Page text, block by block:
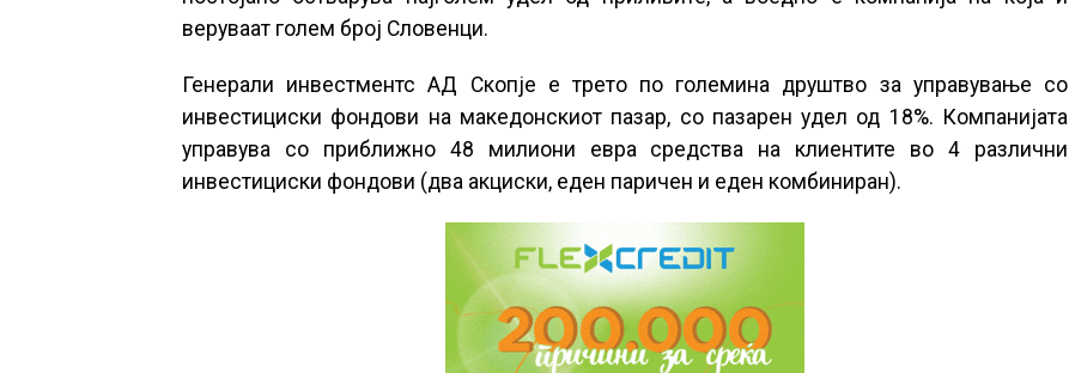
веруваат голем број Словенци.
Генерали инвестментс АД Скопје е трето по големина друштво за управување со
инвестициски фондови на македонскиот пазар, со пазарен удел од 18%. Компанијата
управува со приближно 48 милиони евра средства на клиентите во 4 различни
инвестициски фондови (два акциски, еден паричен и еден комбиниран).